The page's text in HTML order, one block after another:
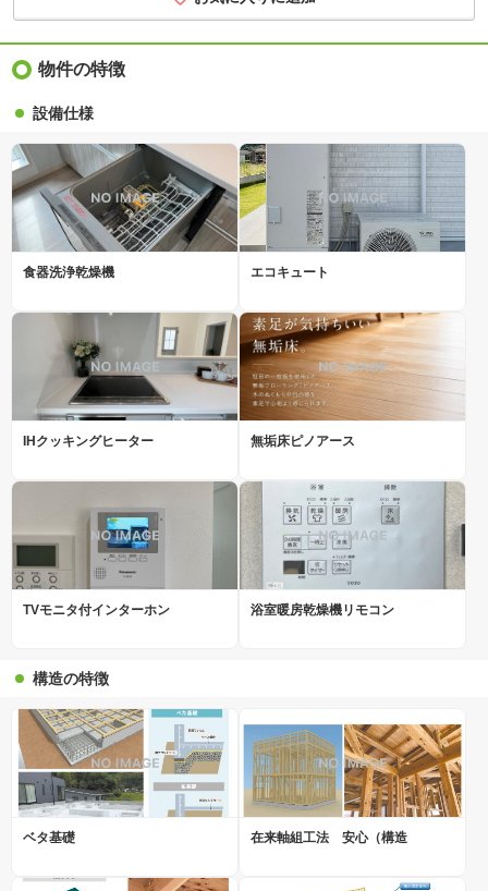
物件の特徴
設備仕様
食器洗浄乾燥機 エコキュート
IHクッキングヒーター 無垢床ピノアース
TVモニタ付インターホン 浴室暖房乾燥機リモコン
構造の特徴
ベタ基礎 在来軸組工法 安心（構造